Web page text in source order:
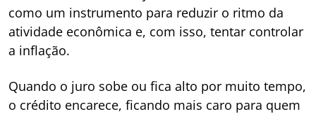
como um instrumento para reduzir o ritmo da
atividade econômica e, com isso, tentar controlar
a inflação.
Quando o juro sobe ou fica alto por muito tempo,
o crédito encarece, ficando mais caro para quem